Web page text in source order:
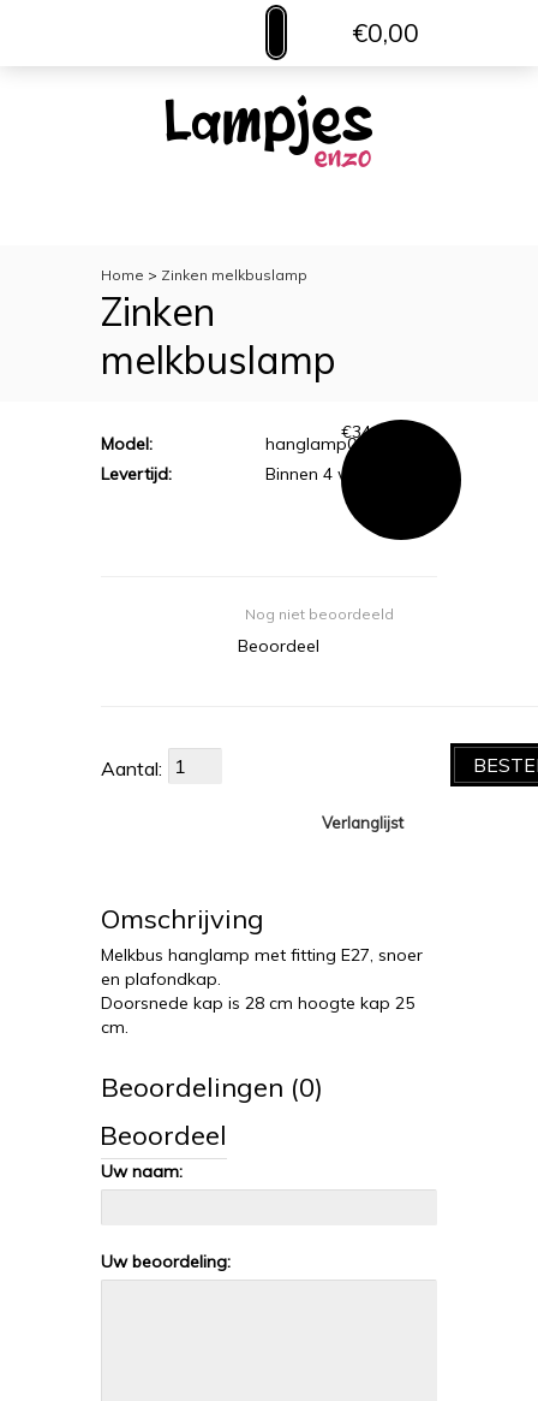
€0,00
Home > Zinken melkbuslamp
Zinken
melkbuslamp
€34,95
Model:
hanglamp05
Levertijd:
Binnen 4 werkdagen
Nog niet beoordeeld
Beoordeel
Aantal:
Verlanglijst
Omschrijving
Melkbus hanglamp met fitting E27, snoer
en plafondkap.
Doorsnede kap is 28 cm hoogte kap 25
cm.
Beoordelingen (0)
Beoordeel
Uw naam:
Uw beoordeling: